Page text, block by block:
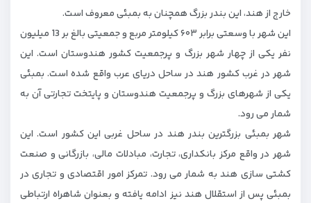
خارج از هند، این بندر بزرگ همچنان به بمبئی معروف است.
این شهر با وسعتی برابر ۶۰۳ کیلومتر مربع و جمعیتی بالغ بر 13 میلیون
نفر یکی از چهار شهر بزرگ و پرجمعیت کشور هندوستان است. این
شهر در غرب کشور هند در ساحل دریای عرب واقع شده است. بمبئی
یکی از شهرهای بزرگ و پرجمعیت هندوستان و پایتخت تجارتی آن به
شمار می رود.
شهر بمبئی بزرگترین بندر هند در ساحل غربی این کشور است. این
شهر در واقع مرکز بانکداری، تجارت، مبادلات مالی، بازرگانی و صنعت
کشتی سازی هند به شمار می رود. تمرکز امور اقتصادی و تجاری در
بمبئی پس از استقلال هند نیز ادامه یافته و بعنوان شاهراه ارتباطی